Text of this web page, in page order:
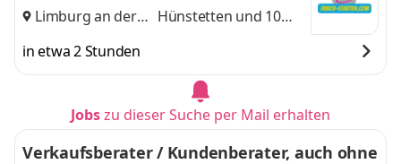
Limburg an der
Hünstetten und 10
in etwa 2 Stunden
Jobszu dieser Suche per Mail erhalten
Verkaufsberater / Kundenberater, auch ohne